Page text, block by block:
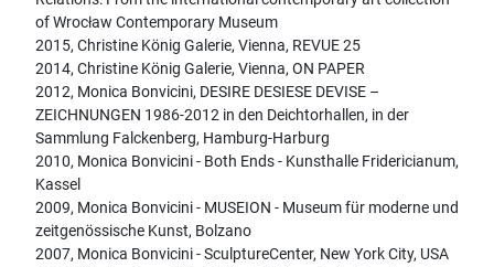
of Wrocław Contemporary Museum
2015, Christine König Galerie, Vienna, REVUE 25
2014, Christine König Galerie, Vienna, ON PAPER
2012, Monica Bonvicini, DESIRE DESIESE DEVISE –
ZEICHNUNGEN 1986-2012 in den Deichtorhallen, in der
Sammlung Falckenberg, Hamburg-Harburg
2010, Monica Bonvicini - Both Ends - Kunsthalle Fridericianum,
Kassel
2009, Monica Bonvicini - MUSEION - Museum für moderne und
zeitgenössische Kunst, Bolzano
2007, Monica Bonvicini - SculptureCenter, New York City, USA